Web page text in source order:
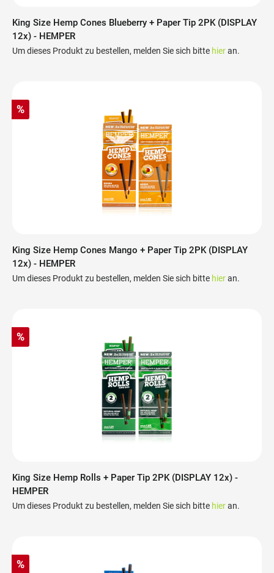
King Size Hemp Cones Blueberry + Paper Tip 2PK (DISPLAY
12x) - HEMPER
Um dieses Produkt zu bestellen, melden Sie sich bitte hieran.
%
King Size Hemp Cones Mango + Paper Tip 2PK (DISPLAY
12x) - HEMPER
Um dieses Produkt zu bestellen, melden Sie sich bitte hieran.
%
King Size Hemp Rolls + Paper Tip 2PK (DISPLAY 12x) -
HEMPER
Um dieses Produkt zu bestellen, melden Sie sich bitte hieran.
%